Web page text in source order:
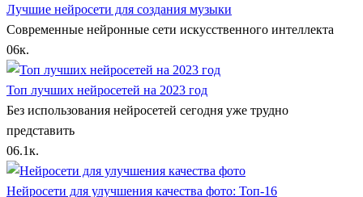
Лучшие нейросети для создания музыки
Современные нейронные сети искусственного интеллекта
06к.
Топ лучших нейросетей на 2023 год
Без использования нейросетей сегодня уже трудно
представить
06.1к.
Нейросети для улучшения качества фото: Топ-16